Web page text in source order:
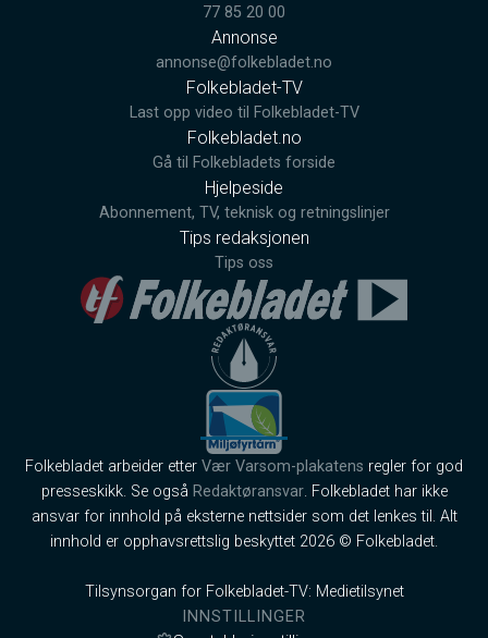
77 85 20 00
Annonse
annonse@folkebladet.no
Folkebladet-TV
Last opp video til Folkebladet-TV
Folkebladet.no
Gå til Folkebladets forside
Hjelpeside
Abonnement, TV, teknisk og retningslinjer
Tips redaksjonen
Tips oss
Folkebladet arbeider etter Vær Varsom-plakatens regler for god
presseskikk. Se også Redaktøransvar. Folkebladet har ikke
ansvar for innhold på eksterne nettsider som det lenkes til. Alt
innhold er opphavsrettslig beskyttet 2026 © Folkebladet.
Tilsynsorgan for Folkebladet-TV: Medietilsynet
INNSTILLINGER